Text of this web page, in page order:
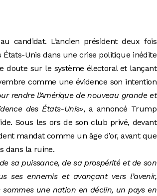
candidat. L’ancien président deux fois
Unis dans une crise politique inédite
doute sur le système électoral et lançant
comme une évidence son intention
rendre l’Amérique de nouveau grande et
des États-Unis», a annoncé Trump
Sous les ors de son club privé, devant
mandat comme un âge d’or, avant que
dans la ruine.
sa puissance, de sa prospérité et de son
ses ennemis et avançant vers l’avenir,
une nation en déclin, un pays en